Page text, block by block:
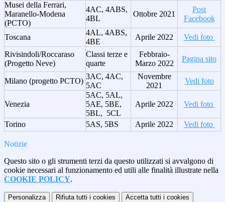
Musei della Ferrari,
Maranello-Modena
(PCTO)
4AC, 4ABS,
4BL
Ottobre 2021
Post
Facebook
Toscana
4AL, 4ABS,
4BE
Aprile 2022
Vedi foto
Rivisindoli/Roccaraso
(Progetto Neve)
Classi terze e
quarte
Febbraio-
Marzo 2022
Pagina sito
Milano (progetto PCTO)
3AC, 4AC,
5AC
Novembre
2021
Vedi foto
Venezia
5AC, 5AL,
5AE, 5BE,
5BL, 5CL
Aprile 2022 Vedi foto
Torino 5AS, 5BS Aprile 2022 Vedi foto
Notizie
Questo sito o gli strumenti terzi da questo utilizzati si avvalgono di
cookie necessari al funzionamento ed utili alle finalità illustrate nella
COOKIE POLICY.
Personalizza Rifiuta tutti i cookies Accetta tutti i cookies